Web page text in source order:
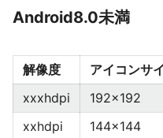
Android8.0未満
解像度
アイコンサ
xxxhdpi
192x192
xxhdpi
144x144